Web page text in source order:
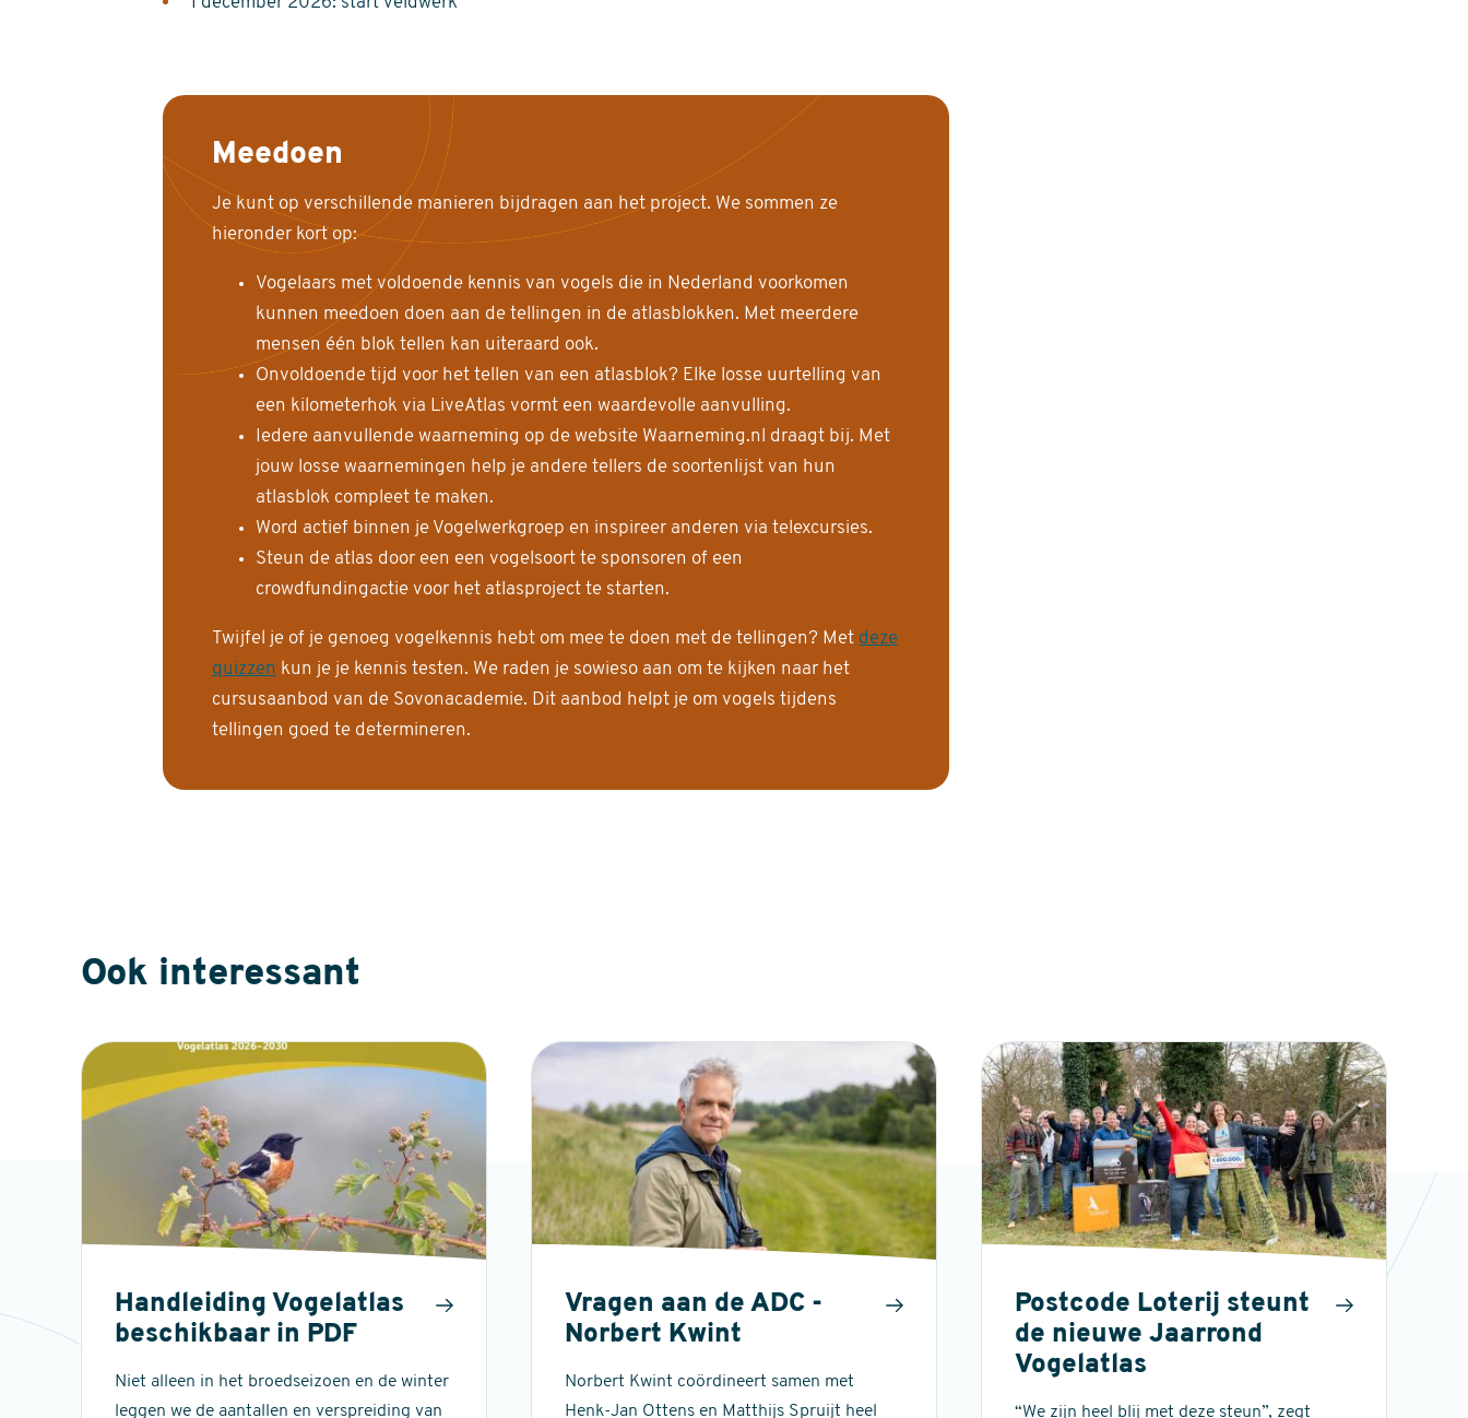
Meedoen
Je kunt op verschillende manieren bijdragen aan het project. We sommen ze
hieronder kort op:
Vogelaars met voldoende kennis van vogels die in Nederland voorkomen
kunnen meedoen doen aan de tellingen in de atlasblokken. Met meerdere
mensen één blok tellen kan uiteraard ook.
Onvoldoende tijd voor het tellen van een atlasblok? Elke losse uurtelling van
een kilometerhok via LiveAtlas vormt een waardevolle aanvulling.
Iedere aanvullende waarneming op de website Waarneming.nl draagt bij. Met
jouw losse waarnemingen help je andere tellers de soortenlijst van hun
atlasblok compleet te maken.
Word actief binnen je Vogelwerkgroep en inspireer anderen via telexcursies.
Steun de atlas door een een vogelsoort te sponsoren of een
crowdfundingactie voor het atlasproject te starten.
Twijfel je of je genoeg vogelkennis hebt om mee te doen met de tellingen? Met deze
quizzen kun je je kennis testen. We raden je sowieso aan om te kijken naar het
cursusaanbod van de Sovonacademie. Dit aanbod helpt je om vogels tijdens
tellingen goed te determineren.
Ook interessant
Handleiding Vogelatlas
beschikbaar in PDF
Niet alleen in het broedseizoen en de winter
leggen we de aantallen en verspreiding van
Vragen aan de ADC -
Norbert Kwint
Norbert Kwint coördineert samen met
Henk-Jan Ottens en Matthijs Spruijt heel
Postcode Loterij steunt
de nieuwe Jaarrond
Vogelatlas
“We zijn heel blij met deze steun”, zegt